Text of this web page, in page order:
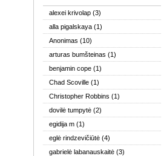
alexei krivolap (3)
alla pigalskaya (1)
Anonimas (10)
arturas bumšteinas (1)
benjamin cope (1)
Chad Scoville (1)
Christopher Robbins (1)
dovilė tumpytė (2)
egidija m (1)
eglė rindzevičiūtė (4)
gabrielė labanauskaitė (3)